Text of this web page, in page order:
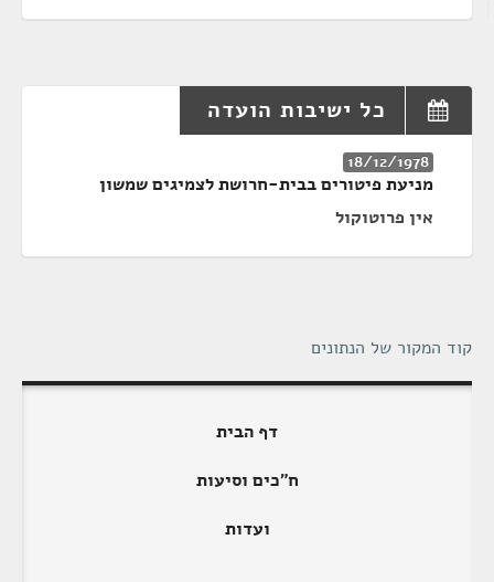
כל ישיבות הועדה
18/12/1978
מניעת פיטורים בבית-חרושת לצמיגים שמשון
אין פרוטוקול
קוד המקור של הנתונים
דף הבית
ח"כים וסיעות
ועדות